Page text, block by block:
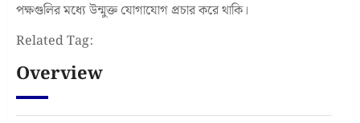
পক্ষগুলির মধ্যে উন্মুক্ত যোগাযোগ প্রচার করে থাকি।
Related Tag:
Overview